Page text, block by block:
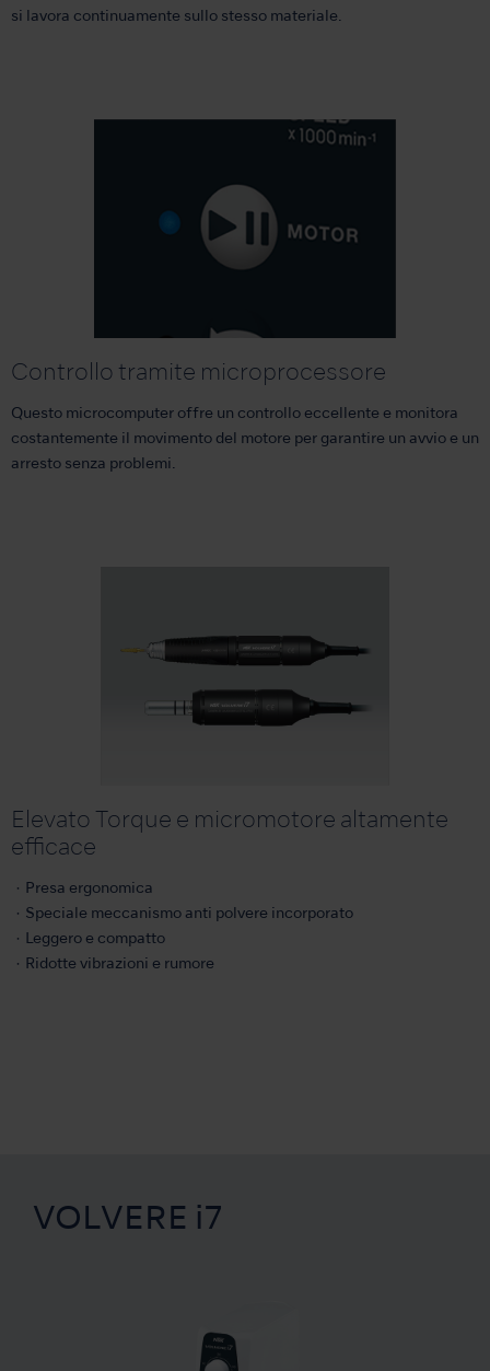
si lavora continuamente sullo stesso materiale.
Controllo tramite microprocessore
Questo microcomputer offre un controllo eccellente e monitora
costantemente il movimento del motore per garantire un avvio e un
arresto senza problemi.
Elevato Torque e micromotore altamente
efficace
・Presa ergonomica
・Speciale meccanismo anti polvere incorporato
・Leggero e compatto
・Ridotte vibrazioni e rumore
VOLVERE i7